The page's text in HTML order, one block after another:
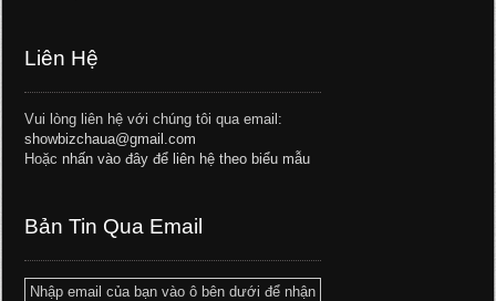
Liên Hệ
Vui lòng liên hệ với chúng tôi qua email:
showbizchaua@gmail.com
Hoặc nhấn vào đây để liên hệ theo biểu mẫu
Bản Tin Qua Email
Nhập email của bạn vào ô bên dưới để nhận